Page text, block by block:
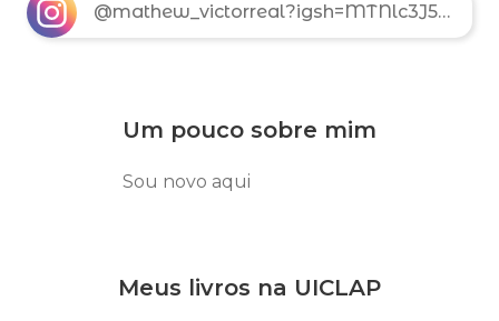
@mathew_victorreal?igsh=MTNlc3J5Z3E0c3dhNA==
Um pouco sobre mim
Sou novo aqui
Meus livros na UICLAP